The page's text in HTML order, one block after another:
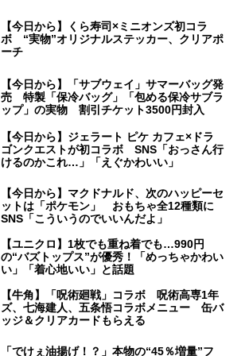
【今日から】くら寿司×ミニオンズ初コラ
ボ “実物”オリジナルステッカー、クリアポ
ーチ
【今日から】「サブウェイ」サマーバッグ発
売 特製「保冷バッグ」「包める保冷サブラ
ップ」の実物 割引チケット3500円封入
【今日から】ジェラート ピケ カフェ×ドラ
ゴンクエストが初コラボ SNS「おっさん行
けるのかこれ…」「えぐかわいい」
【今日から】マクドナルド、次のハッピーセ
ットは「ポケモン」 おもちゃ全12種類に
SNS「こういうのでいいんだよ」
【ユニクロ】1枚でも重ね着でも…990円
の“バズトップス”が優秀！「めっちゃかわい
い」「着心地いい」と話題
【牛角】「呪術廻戦」コラボ 呪術高専1年
ズ、七海建人、五条悟コラボメニュー 缶バ
ッジ＆クリアカードもらえる
「でけぇ油揚げ！？」本物の“45％増量”フ